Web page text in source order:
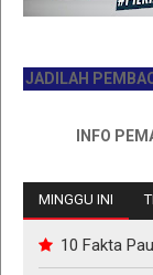
PEMBACA
INFO
MINGGU INI
10 Fakta